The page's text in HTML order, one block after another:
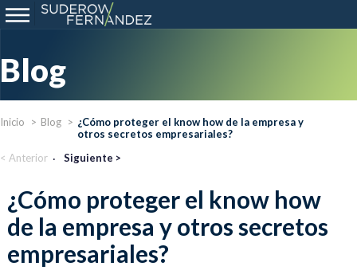
Blog
Inicio Blog
¿Cómo proteger el know how de la empresa y
otros secretos empresariales?
< Anterior
Siguiente >
¿Cómo proteger el know how
de la empresa y otros secretos
empresariales?